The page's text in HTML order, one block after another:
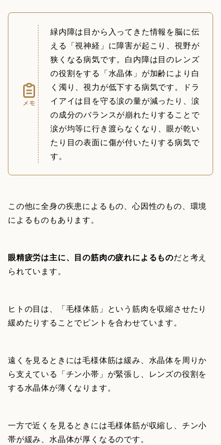
メモ
緑内障は目から入ってきた情報を脳に伝
える「視神経」に障害が起こり、視野が
狭くなる病気です。白内障は目のレンズ
の役割をする「水晶体」が加齢により白
く濁り、視力が低下する病気です。ドラ
イアイは目を守る涙の量が減ったり、涙
の成分のバランスが崩れたりすることで
涙が均等に行き渡らなくなり、眼が乾い
たり目の表面に傷が付いたりする病気で
す。
この他に全身の疾患によるもの、心因性のもの、環境
によるものもあります。
眼精疲労は主に、目の筋肉の疲れによるものだと考え
られています。
ヒトの目は、「毛様体筋」という筋肉を収縮させたり
緩めたりすることでピントを合わせています。
遠くを見るときには毛様体筋は緩み、水晶体を周りか
ら支えている「チン小帯」が緊張し、レンズの役割を
する水晶体が薄くなります。
一方で近くを見るときには毛様体筋が収縮し、チン小
帯が緩み、水晶体が厚くなるのです。